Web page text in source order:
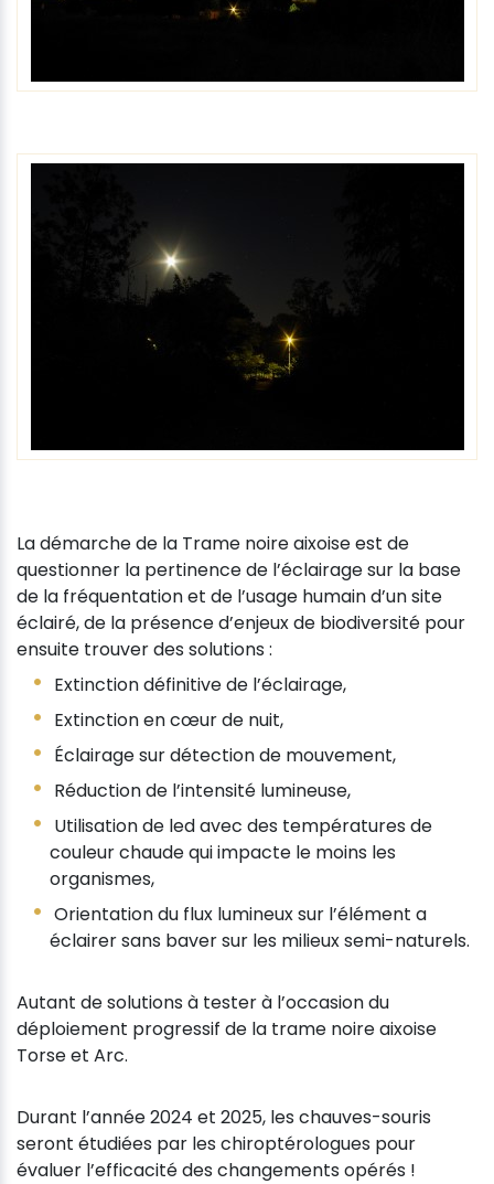
La démarche de la Trame noire aixoise est de
questionner la pertinence de l’éclairage sur la base
de la fréquentation et de l’usage humain d’un site
éclairé, de la présence d’enjeux de biodiversité pour
ensuite trouver des solutions :
Extinction définitive de l’éclairage,
Extinction en cœur de nuit,
Éclairage sur détection de mouvement,
Réduction de l’intensité lumineuse,
Utilisation de led avec des températures de
couleur chaude qui impacte le moins les
organismes,
Orientation du flux lumineux sur l’élément a
éclairer sans baver sur les milieux semi-naturels.
Autant de solutions à tester à l’occasion du
déploiement progressif de la trame noire aixoise
Torse et Arc.
Durant l’année 2024 et 2025, les chauves-souris
seront étudiées par les chiroptérologues pour
évaluer l’efficacité des changements opérés !